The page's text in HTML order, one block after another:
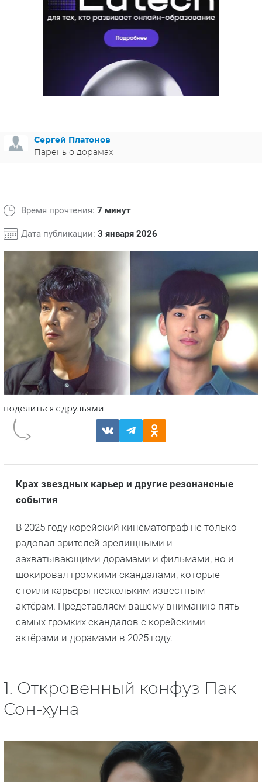
МЕЛОДРАМЫ
ИСПАНИЯ
СВЕТСКИЕ НОВОСТИ
Сергей Платонов
Парень о дорамах
Время прочтения: 7 минут
Дата публикации: 3 января 2026
Крах звездных карьер и другие резонансные
события
В 2025 году корейский кинематограф не только
радовал зрителей зрелищными и
захватывающими дорамами и фильмами, но и
шокировал громкими скандалами, которые
стоили карьеры нескольким известным
актёрам. Представляем вашему вниманию пять
самых громких скандалов с корейскими
актёрами и дорамами в 2025 году.
1. Откровенный конфуз Пак
Сон-хуна